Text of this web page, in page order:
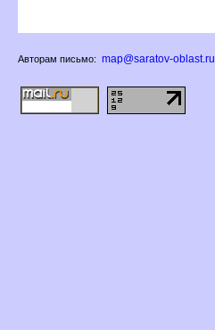
Авторам письмо: map@saratov-oblast.ru